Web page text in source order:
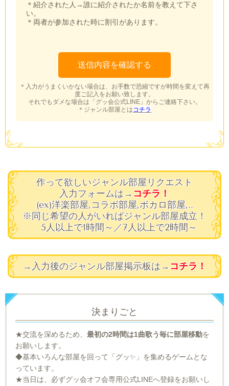
＊紹介された人→誰に紹介されたか名前を教えて下さ
い。
＊両者が参加された時に割引があります。
＊入力がうまくいかない場合は、お手数で恐縮ですが時間を変えて再
度ご記入をお願い致します。
それでもダメな場合は「グッ会公式LINE」からご連絡下さい。
＊ジャンル部屋とはコチラ
作って欲しいジャンル部屋リクエスト
入力フォームは→コチラ！
(ex)洋楽部屋,コラボ部屋,ボカロ部屋,..
※同じ希望の人がいればジャンル部屋成立！
5人以上で1時間～／7人以上で2時間～
→入力後のジャンル部屋掲示板は→コチラ！
決まりごと
★交流を深めるため、 最初の2時間は1曲歌う毎に部屋移動を
お願いします。
◆基本いろんな部屋を回って「グッ✨」を集めるゲームとな
っています。
★当日は、必ずグッ会オフ会専用公式LINEへ登録をお願いし